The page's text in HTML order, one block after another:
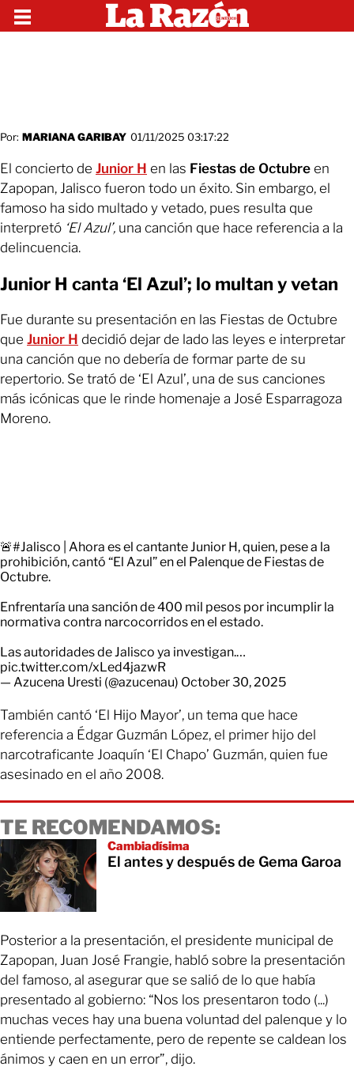
Por: MARIANA GARIBAY 01/11/2025 03:17:22
El concierto de Junior H en las Fiestas de Octubre en
Zapopan, Jalisco fueron todo un éxito. Sin embargo, el
famoso ha sido multado y vetado, pues resulta que
interpretó ‘El Azul’, una canción que hace referencia a la
delincuencia.
Junior H canta ‘El Azul’; lo multan y vetan
Fue durante su presentación en las Fiestas de Octubre
que Junior H decidió dejar de lado las leyes e interpretar
una canción que no debería de formar parte de su
repertorio. Se trató de ‘El Azul’, una de sus canciones
más icónicas que le rinde homenaje a José Esparragoza
Moreno.
🚨#Jalisco | Ahora es el cantante Junior H, quien, pese a la
prohibición, cantó “El Azul” en el Palenque de Fiestas de
Octubre.
Enfrentaría una sanción de 400 mil pesos por incumplir la
normativa contra narcocorridos en el estado.
Las autoridades de Jalisco ya investigan.…
pic.twitter.com/xLed4jazwR
— Azucena Uresti (@azucenau) October 30, 2025
También cantó ‘El Hijo Mayor’, un tema que hace
referencia a Édgar Guzmán López, el primer hijo del
narcotraficante Joaquín ‘El Chapo’ Guzmán, quien fue
asesinado en el año 2008.
TE RECOMENDAMOS:
Cambiadísima
El antes y después de Gema Garoa
Posterior a la presentación, el presidente municipal de
Zapopan, Juan José Frangie, habló sobre la presentación
del famoso, al asegurar que se salió de lo que había
presentado al gobierno: “Nos los presentaron todo (...)
muchas veces hay una buena voluntad del palenque y lo
entiende perfectamente, pero de repente se caldean los
ánimos y caen en un error”, dijo.